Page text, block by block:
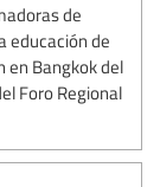
de
educación de
en Bangkok del
Foro Regional